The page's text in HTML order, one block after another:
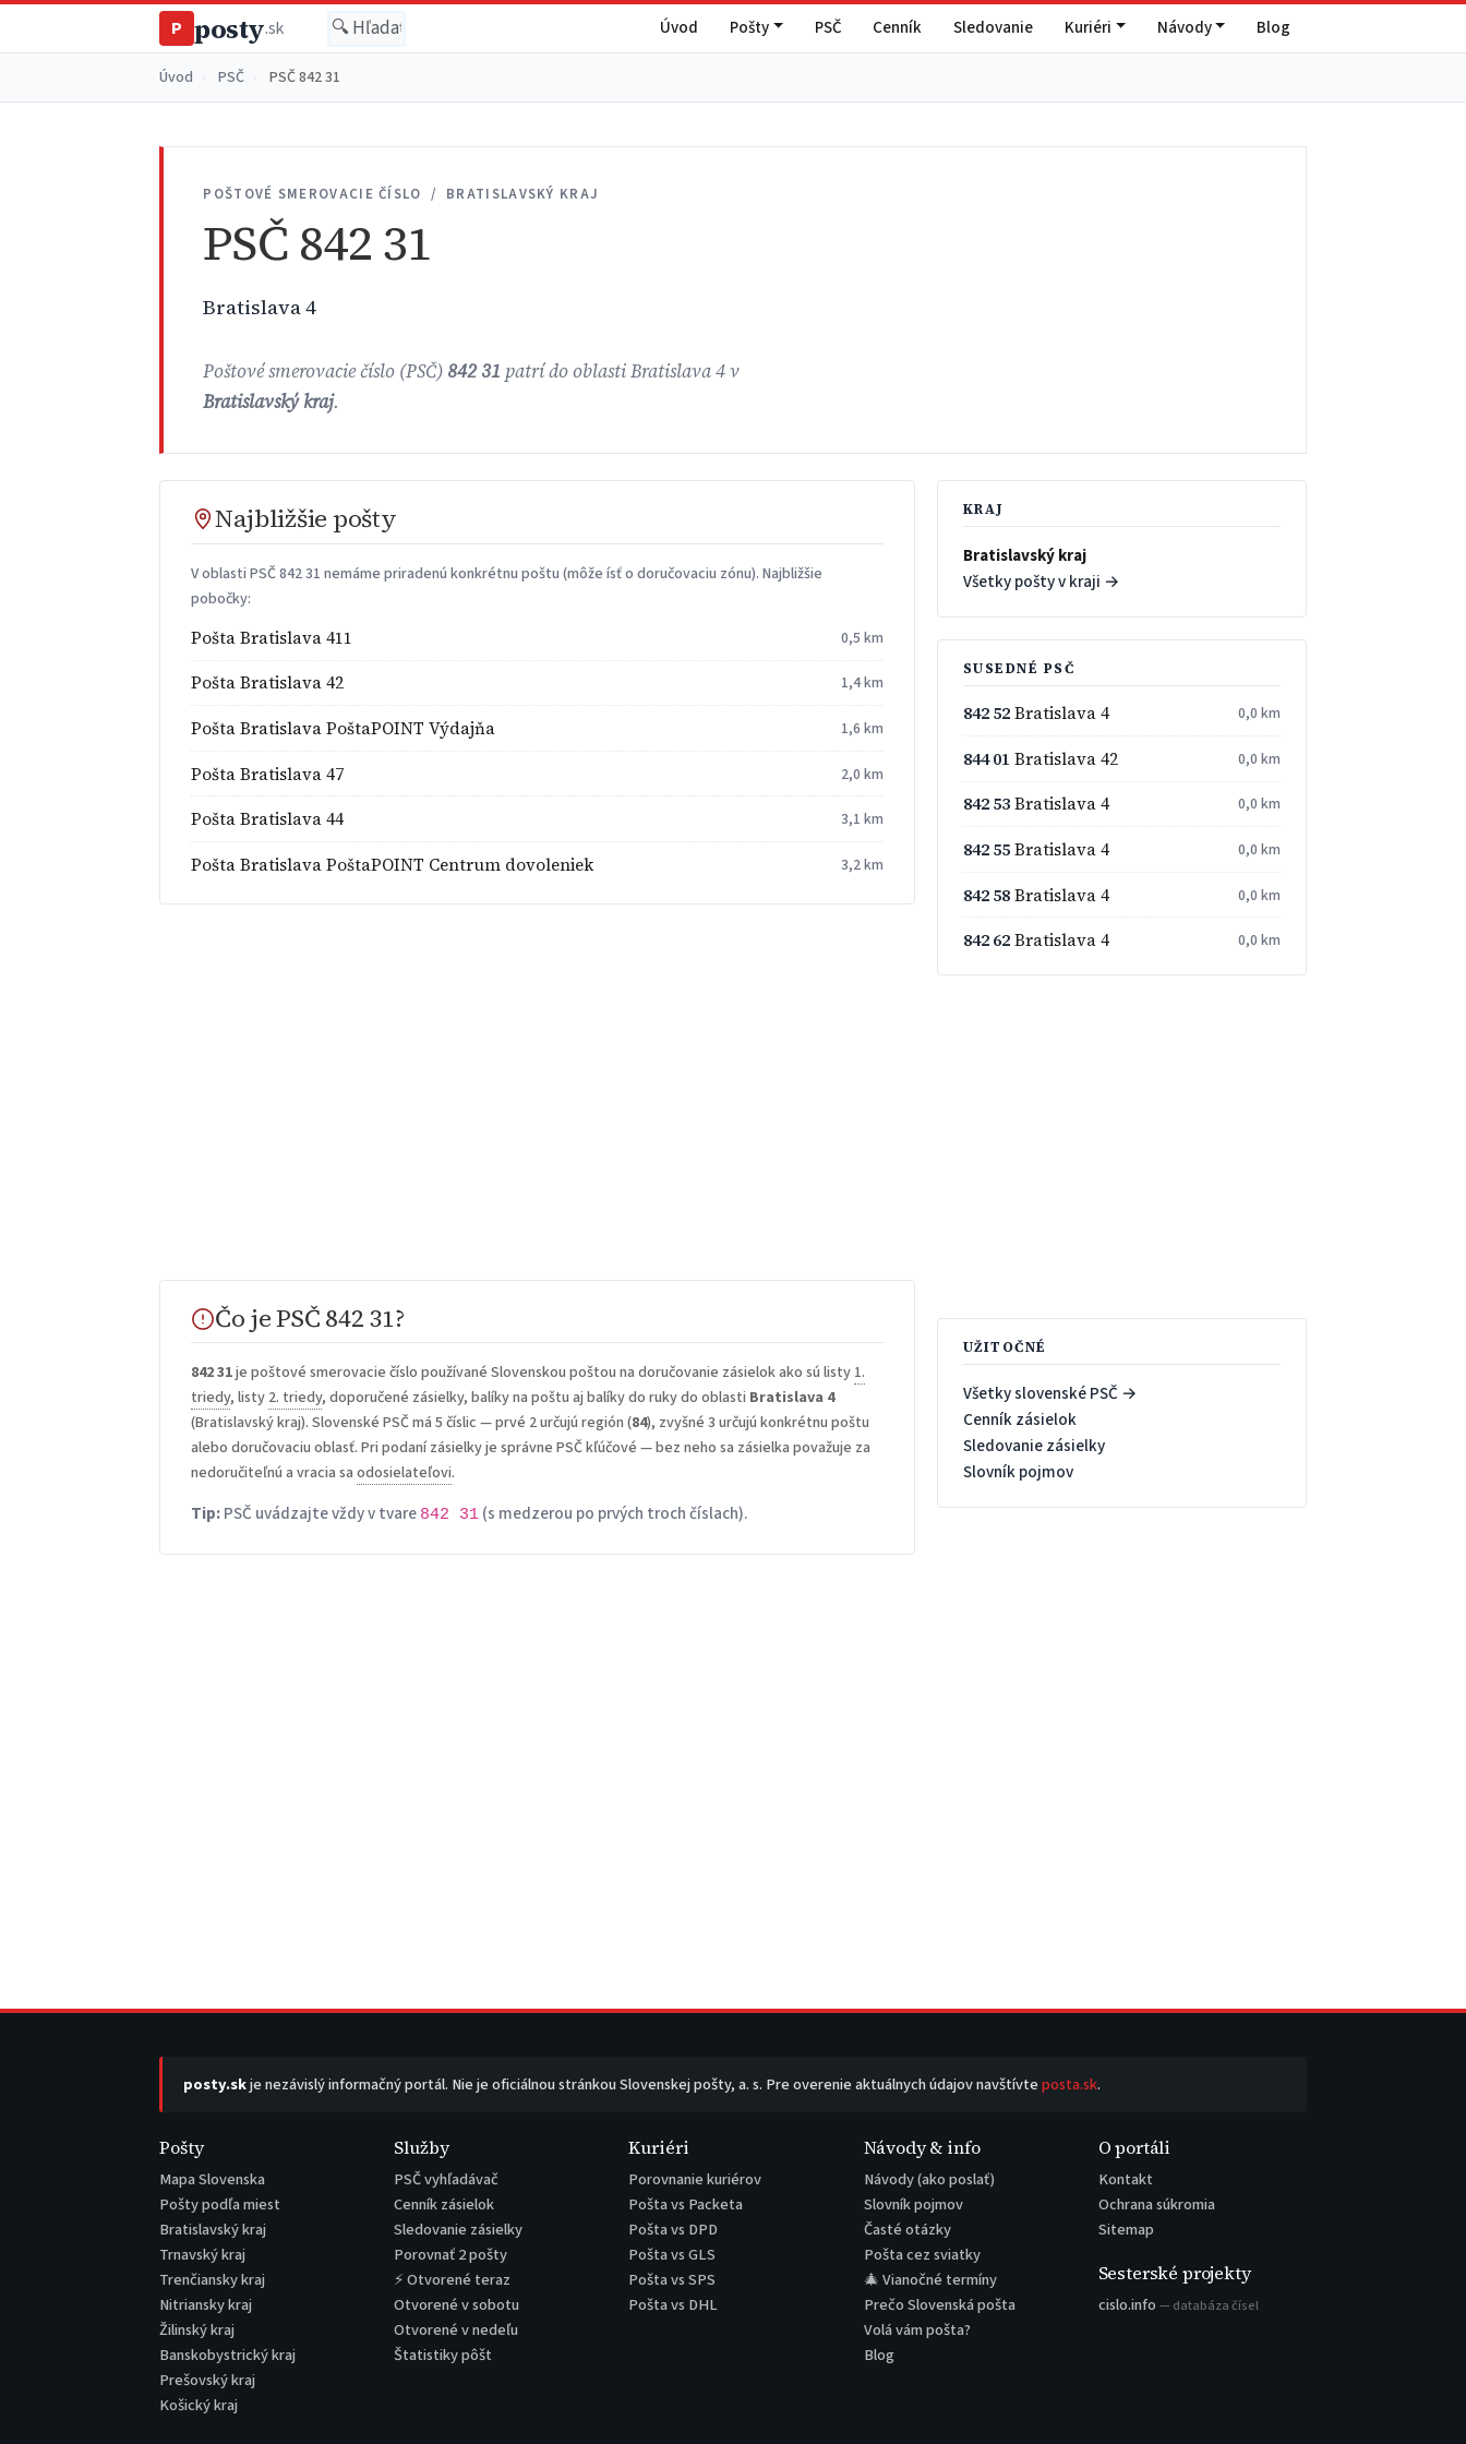
P posty.sk Úvod Pošty PSČ Cenník Sledovanie Kuriéri Návody Blog
Úvod PSČ PSČ 842 31
POŠTOVÉ SMEROVACIE ČÍSLO / BRATISLAVSKÝ KRAJ
PSČ 842 31
Bratislava 4
Poštové smerovacie číslo (PSČ) 842 31 patrí do oblasti Bratislava 4 v
Bratislavský kraj.
Najbližšie pošty
V oblasti PSČ 842 31 nemáme priradenú konkrétnu poštu (môže ísť o doručovaciu zónu). Najbližšie
pobočky:
Pošta Bratislava 411 0,5 km
Pošta Bratislava 42 1,4 km
Pošta Bratislava PoštaPOINT Výdajňa 1,6 km
Pošta Bratislava 47 2,0 km
Pošta Bratislava 44 3,1 km
Pošta Bratislava PoštaPOINT Centrum dovoleniek 3,2 km
Čo je PSČ 842 31?
842 31je poštové smerovacie číslo používané Slovenskou poštou na doručovanie zásielok ako sú listy 1.
triedy, listy 2. triedy, doporučené zásielky, balíky na poštu aj balíky do ruky do oblasti Bratislava 4
(Bratislavský kraj). Slovenské PSČ má 5 číslic — prvé 2 určujú región (84), zvyšné 3 určujú konkrétnu poštu
alebo doručovaciu oblasť. Pri podaní zásielky je správne PSČ kľúčové — bez neho sa zásielka považuje za
nedoručiteľnú a vracia saodosielateľovi.
Tip:PSČ uvádzajte vždy v tvare 842 31 (s medzerou po prvých troch číslach).
KRAJ
Bratislavský kraj
Všetky pošty v kraji →
SUSEDNÉ PSČ
842 52Bratislava 4 0,0 km
844 01 Bratislava 42 0,0 km
842 53Bratislava 4 0,0 km
842 55Bratislava 4 0,0 km
842 58Bratislava 4 0,0 km
842 62Bratislava 4 0,0 km
UŽITOČNÉ
Všetky slovenské PSČ →
Cenník zásielok
Sledovanie zásielky
Slovník pojmov
posty.skje nezávislý informačný portál. Nie je oficiálnou stránkou Slovenskej pošty, a. s. Pre overenie aktuálnych údajov navštívteposta.sk.
Pošty
Mapa Slovenska
Pošty podľa miest
Bratislavský kraj
Trnavský kraj
Trenčiansky kraj
Nitriansky kraj
Žilinský kraj
Banskobystrický kraj
Prešovský kraj
Košický kraj
Služby
PSČ vyhľadávač
Cenník zásielok
Sledovanie zásielky
Porovnať 2 pošty
⚡ Otvorené teraz
Otvorené v sobotu
Otvorené v nedeľu
Štatistiky pôšt
Kuriéri
Porovnanie kuriérov
Pošta vs Packeta
Pošta vs DPD
Pošta vs GLS
Pošta vs SPS
Pošta vs DHL
Návody & info
Návody (ako poslať)
Slovník pojmov
Časté otázky
Pošta cez sviatky
🎄 Vianočné termíny
Prečo Slovenská pošta
Volá vám pošta?
Blog
O portáli
Kontakt
Ochrana súkromia
Sitemap
Sesterské projekty
cislo.info — databáza čísel